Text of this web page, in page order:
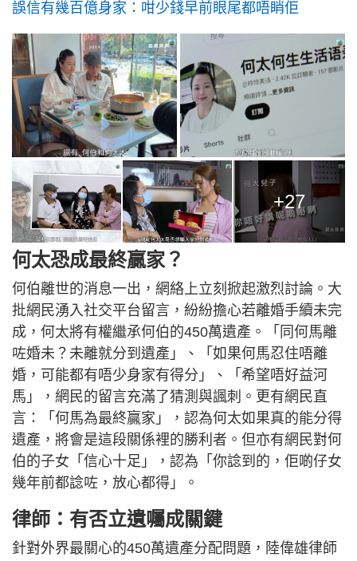
誤信有幾百億身家：咁少錢早前眼尾都唔睄佢
+27
何太恐成最終贏家？
何伯離世的消息一出，網絡上立刻掀起激烈討論。大
批網民湧入社交平台留言，紛紛擔心若離婚手續未完
成，何太將有權繼承何伯的450萬遺產。「同何馬離
咗婚未？未離就分到遺產」、「如果何馬忍住唔離
婚，可能都有唔少身家有得分」、「希望唔好益河
馬」，網民的留言充滿了猜測與諷刺。更有網民直
言：「何馬為最終贏家」，認為何太如果真的能分得
遺產，將會是這段關係裡的勝利者。但亦有網民對何
伯的子女「信心十足」，認為「你諗到的，佢啲仔女
幾年前都諗咗，放心都得」。
律師：有否立遺囑成關鍵
針對外界最關心的450萬遺產分配問題，陸偉雄律師